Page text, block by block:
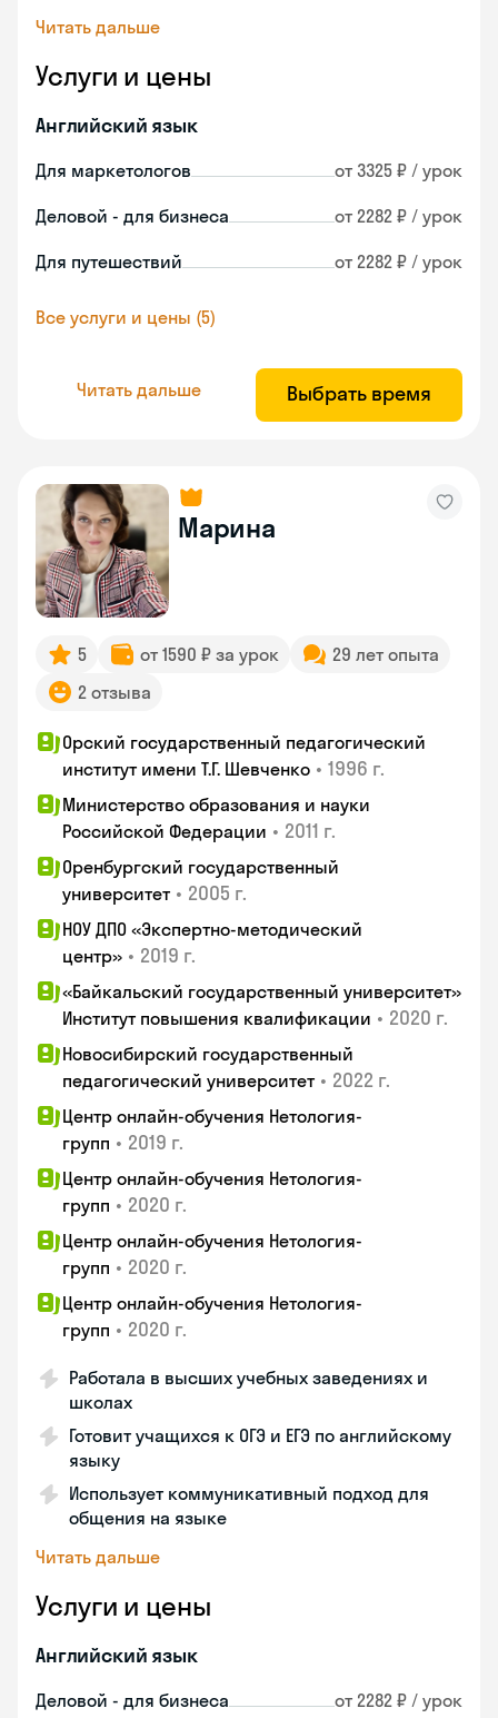
Читать дальше
Услуги и цены
Английский язык
Для маркетологов от 3325 ₽ / урок
Деловой - для бизнеса от 2282 ₽ / урок
Для путешествий от 2282 ₽ / урок
Все услуги и цены (5)
Читать дальше Выбрать время
Марина
5 от 1590 ₽ за урок
29 лет опыта
2 отзыва
Орский государственный педагогический
институт имени Т.Г. Шевченко • 1996 г.
Министерство образования и науки
Российской Федерации • 2011 г.
Оренбургский государственный
университет • 2005 г.
НОУ ДПО «Экспертно-методический
центр» • 2019 г.
«Байкальский государственный университет»
Институт повышения квалификации • 2020 г.
Новосибирский государственный
педагогический университет • 2022 г.
Центр онлайн-обучения Нетология-
групп • 2019 г.
Центр онлайн-обучения Нетология-
групп • 2020 г.
Центр онлайн-обучения Нетология-
групп • 2020 г.
Центр онлайн-обучения Нетология-
групп • 2020 г.
Работала в высших учебных заведениях и
школах
Готовит учащихся к ОГЭ и ЕГЭ по английскому
языку
Использует коммуникативный подход для
общения на языке
Читать дальше
Услуги и цены
Английский язык
Деловой - для бизнеса от 2282 ₽ / урок